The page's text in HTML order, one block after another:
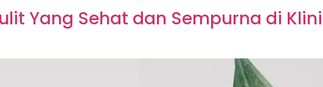
Yang Sehat dan Sempurna di